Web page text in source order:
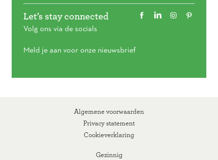
Let’s stay connected
Volg ons via de socials
Meld je aan voor onze nieuwsbrief
Gezinnig
Algemene voorwaarden
Privacy statement
Cookieverklaring